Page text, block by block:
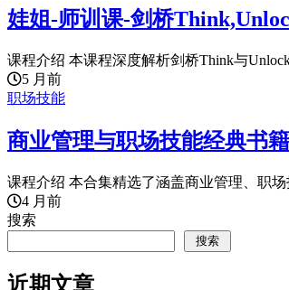
娃姐-师训课-剑桥
课程介绍 本课程深度解析剑桥Think与
5 月前
职场技能
商业管理与职场技能经典书
课程介绍 本合集精选了涵盖商业管理、职
4 月前
搜索
搜索
近期文章